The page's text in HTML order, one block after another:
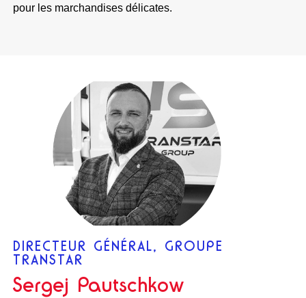
pour les marchandises délicates.
DIRECTEUR GÉNÉRAL, GROUPE
TRANSTAR
Sergej Pautschkow